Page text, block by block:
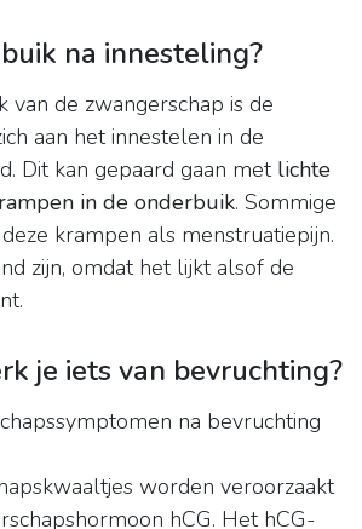
na innesteling?
van de zwangerschap is de
aan het innestelen in de
Dit kan gepaard gaan met lichte
in de onderbuik. Sommige
krampen als menstruatiepijn.
zijn, omdat het lijkt alsof de
je iets van bevruchting?
na bevruchting
worden veroorzaakt
hCG. Het hCG-